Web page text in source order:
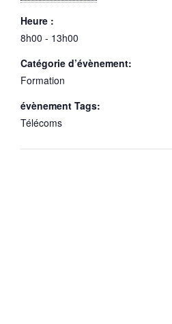
Heure :
8h00 - 13h00
Catégorie d’évènement:
Formation
évènement Tags:
Télécoms